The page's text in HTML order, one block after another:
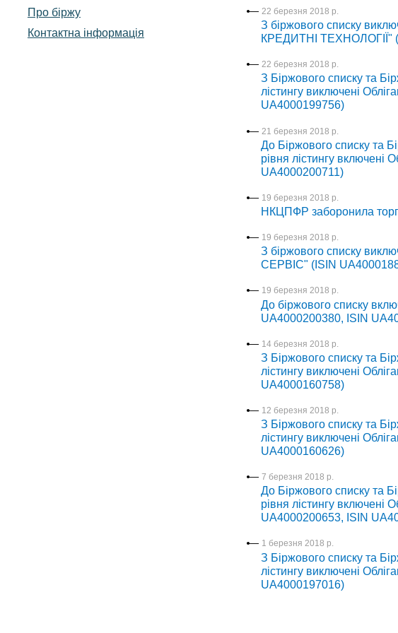
Про біржу
Контактна інформація
22 березня 2018 р.
З біржового списку
КРЕДИТНІ ТЕХНОЛОГІЇ"
22 березня 2018 р.
З Біржового списку та
лістингу виключені
UA4000199756)
21 березня 2018 р.
До Біржового списку та
рівня лістингу включені
UA4000200711)
19 березня 2018 р.
НКЦПФР заборонила
19 березня 2018 р.
З біржового списку
СЕРВІС" (ISIN
19 березня 2018 р.
До біржового списку
UA4000200380, ISIN
14 березня 2018 р.
З Біржового списку та
лістингу виключені
UA4000160758)
12 березня 2018 р.
З Біржового списку та
лістингу виключені
UA4000160626)
7 березня 2018 р.
До Біржового списку та
рівня лістингу включені
UA4000200653, ISIN
1 березня 2018 р.
З Біржового списку та
лістингу виключені
UA4000197016)